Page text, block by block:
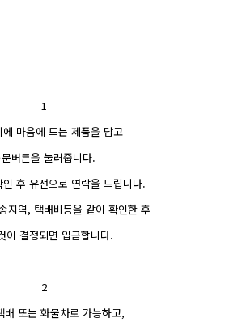
1
에 마음에 드는 제품을 담고
버튼을 눌러줍니다.
후 유선으로 연락을 드립니다.
지역, 택배비등을 같이 확인한 후
이 결정되면 입금합니다.
2
배 또는 화물차로 가능하고,